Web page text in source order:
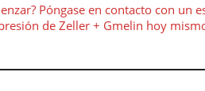
Póngase en contacto con un
de Zeller + Gmelin hoy